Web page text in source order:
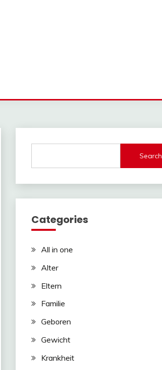
Search
Categories
All in one
Alter
Eltern
Familie
Geboren
Gewicht
Krankheit